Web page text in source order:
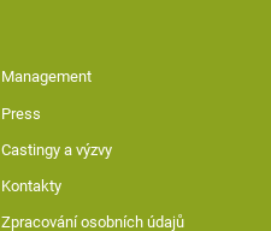
Management
Press
Castingy a výzvy
Kontakty
Zpracování osobních údajů